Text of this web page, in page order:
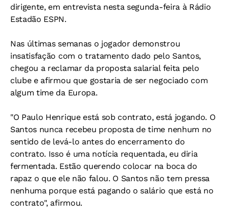
dirigente, em entrevista nesta segunda-feira à Rádio
Estadão ESPN.
Nas últimas semanas o jogador demonstrou
insatisfação com o tratamento dado pelo Santos,
chegou a reclamar da proposta salarial feita pelo
clube e afirmou que gostaria de ser negociado com
algum time da Europa.
"O Paulo Henrique está sob contrato, está jogando. O
Santos nunca recebeu proposta de time nenhum no
sentido de levá-lo antes do encerramento do
contrato. Isso é uma notícia requentada, eu diria
fermentada. Estão querendo colocar na boca do
rapaz o que ele não falou. O Santos não tem pressa
nenhuma porque está pagando o salário que está no
contrato", afirmou.